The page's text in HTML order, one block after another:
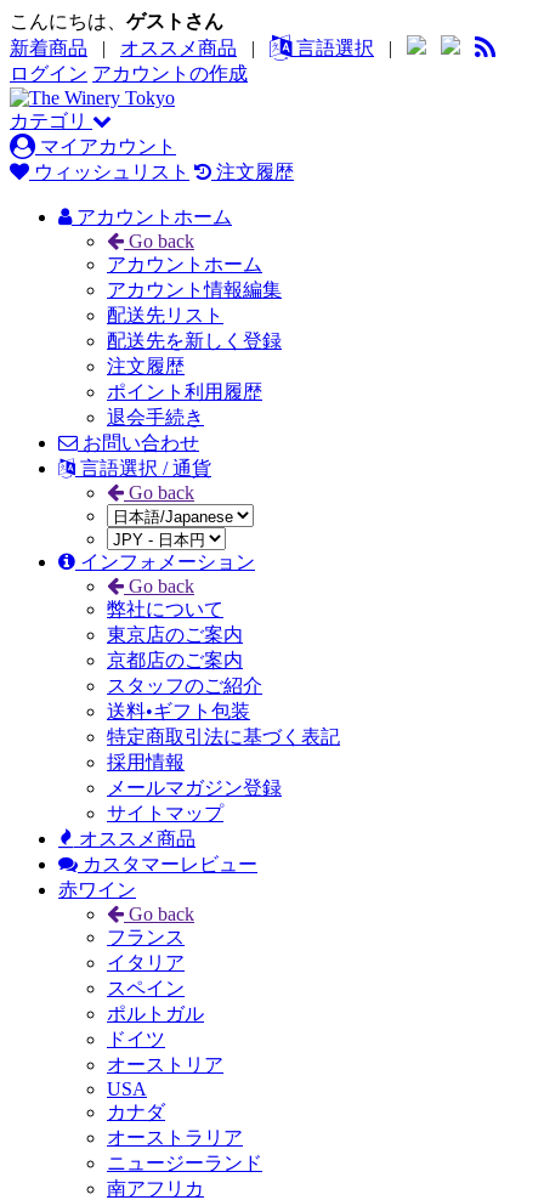
こんにちは、 ゲストさん
新着商品 | オススメ商品 | 言語選択 |
ログイン アカウントの作成
カテゴリ
マイアカウント
ウィッシュリスト
注文履歴
アカウントホーム
Go back
アカウントホーム
アカウント情報編集
配送先リスト
配送先を新しく登録
注文履歴
ポイント利用履歴
退会手続き
お問い合わせ
言語選択 / 通貨
Go back
インフォメーション
Go back
弊社について
東京店のご案内
京都店のご案内
スタッフのご紹介
送料•ギフト包装
特定商取引法に基づく表記
採用情報
メールマガジン登録
サイトマップ
オススメ商品
カスタマーレビュー
赤ワイン
Go back
フランス
イタリア
スペイン
ポルトガル
ドイツ
オーストリア
USA
カナダ
オーストラリア
ニュージーランド
南アフリカ